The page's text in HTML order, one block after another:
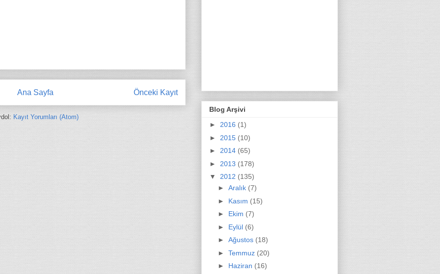
Önceki Kayıt
Ana Sayfa
Kayıt Yorumları (Atom)
Blog Arşivi
► 2016 (1)
► 2015 (10)
► 2014 (65)
► 2013 (178)
▼ 2012 (135)
► Aralık (7)
► Kasım (15)
► Ekim (7)
► Eylül (6)
► Ağustos (18)
► Temmuz (20)
► Haziran (16)